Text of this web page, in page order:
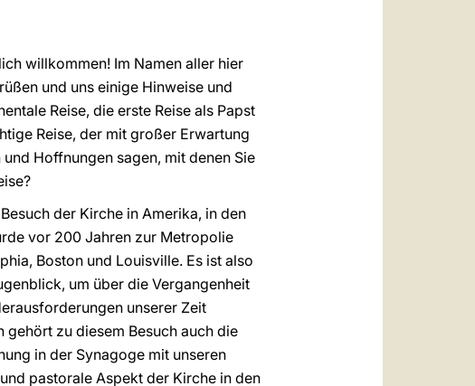
willkommen! Im Namen aller hier
und uns einige Hinweise und
Reise, die erste Reise als Papst
Reise, der mit großer Erwartung
Hoffnungen sagen, mit denen Sie
der Kirche in Amerika, in den
vor 200 Jahren zur Metropolie
Boston und Louisville. Es ist also
um über die Vergangenheit
unserer Zeit
zu diesem Besuch auch die
in der Synagoge mit unseren
pastorale Aspekt der Kirche in den